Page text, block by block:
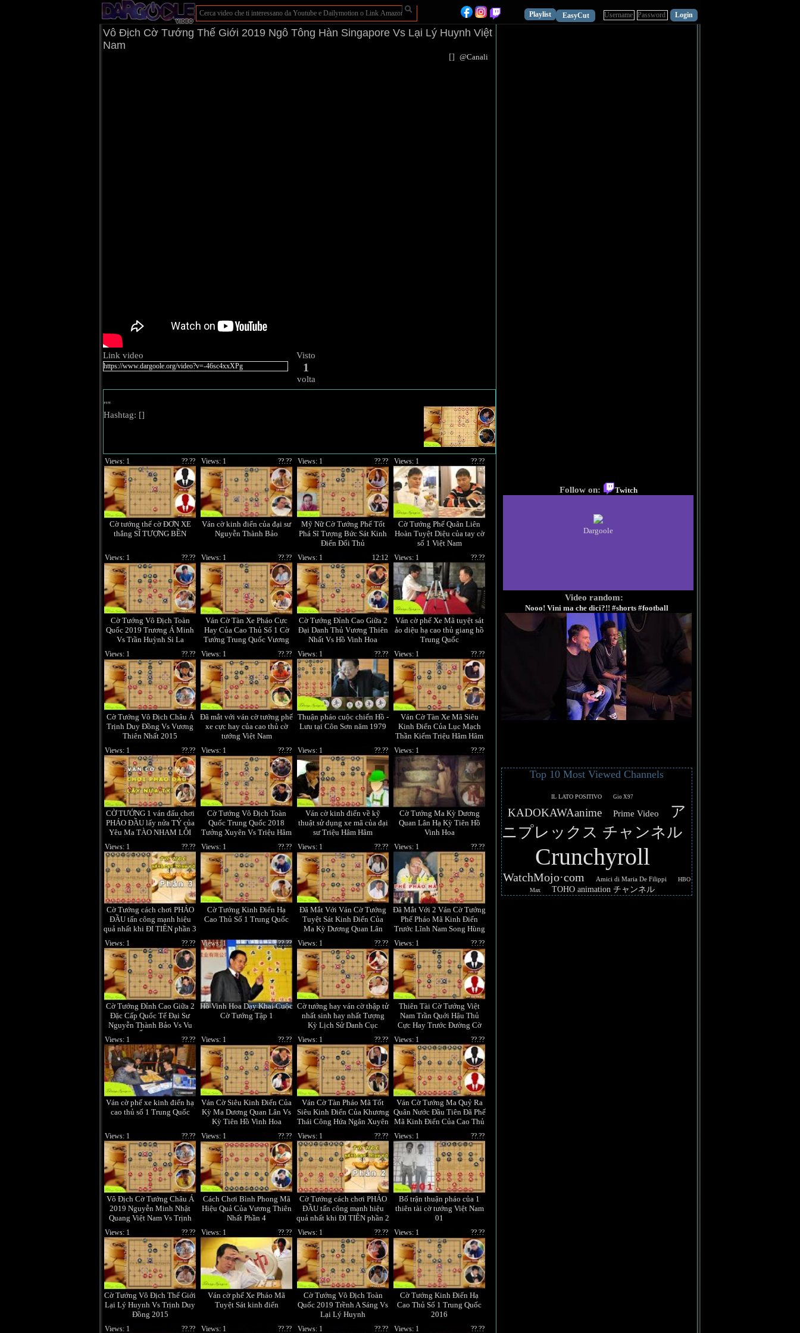
Playlist EasyCut
Vô Địch Cờ Tướng Thế Giới 2019 Ngô Tông Hàn Singapore Vs Lại Lý Huynh Việt
Nam
[] @Canali
Link video Visto
1
volta
""
Hashtag: []
Cờ tướng thế cờ ĐƠN XE
thắng SĨ TƯỢNG BỀN
??.??
Views: 1
Ván cờ kinh điển của đại sư
Nguyễn Thành Bảo
??.??
Views: 1
Mỹ Nữ Cờ Tướng Phế Tốt
Phá Sĩ Tượng Bức Sát Kinh
Điển Đối Thủ
??.??
Views: 1
Cờ Tướng Phế Quân Liên
Hoàn Tuyệt Diệu của tay cờ
số 1 Việt Nam
??.??
Views: 1
Cờ Tướng Vô Địch Toàn
Quốc 2019 Trương Á Minh
Vs Trần Huỳnh Si La
??.??
Views: 1
Ván Cờ Tàn Xe Pháo Cực
Hay Của Cao Thủ Số 1 Cờ
Tướng Trung Quốc Vương
??.??
Views: 1
Cờ Tướng Đỉnh Cao Giữa 2
Đại Danh Thủ Vương Thiên
Nhất Vs Hồ Vinh Hoa
12:12
Views: 1
Ván cờ phế Xe Mã tuyệt sát
ảo diệu hạ cao thủ giang hồ
Trung Quốc
??.??
Views: 1
Cờ Tướng Vô Địch Châu Á
Trịnh Duy Đồng Vs Vương
Thiên Nhất 2015
??.??
Views: 1
Đã mắt với ván cờ tướng phế
xe cực hay của cao thủ cờ
tướng Việt Nam
??.??
Views: 1
Thuận pháo cuộc chiến Hồ -
Lưu tại Côn Sơn năm 1979
??.??
Views: 1
Ván Cờ Tàn Xe Mã Siêu
Kinh Điển Của Lục Mạch
Thần Kiếm Triệu Hâm Hâm
??.??
Views: 1
CỜ TƯỚNG 1 ván đấu chơi
PHÁO ĐẦU lấy nửa TỶ của
Yêu Ma TÀO NHAM LỖI
??.??
Views: 1
Cờ Tướng Vô Địch Toàn
Quốc Trung Quốc 2018
Tưởng Xuyên Vs Triệu Hâm
??.??
Views: 1
Ván cờ kinh điển về kỹ
thuật sử dụng xe mã của đại
sư Triệu Hâm Hâm
??.??
Views: 1
Cờ Tướng Ma Kỳ Dương
Quan Lân Hạ Kỳ Tiên Hồ
Vinh Hoa
??.??
Views: 1
Cờ Tướng cách chơi PHÁO
ĐẦU tấn công mạnh hiệu
quả nhất khi ĐI TIÊN phần 3
??.??
Views: 1
Cờ Tướng Kinh Điển Hạ
Cao Thủ Số 1 Trung Quốc
??.??
Views: 1
Đã Mắt Với Ván Cờ Tướng
Tuyệt Sát Kinh Điển Của
Ma Kỳ Dương Quan Lân
??.??
Views: 1
Đã Mắt Với 2 Ván Cờ Tướng
Phế Pháo Mã Kinh Điển
Trước Lĩnh Nam Song Hùng
??.??
Views: 1
Cờ Tướng Đỉnh Cao Giữa 2
Đặc Cấp Quốc Tế Đại Sư
Nguyễn Thành Bảo Vs Vu
??.??
Views: 1
Hồ Vinh Hoa Dạy Khai Cuộc
Cờ Tướng Tập 1
??.??
Views: 1
Cờ tướng hay ván cờ thập tử
nhất sinh hay nhất Tượng
Kỳ Lịch Sử Danh Cục
??.??
Views: 1
Thiên Tài Cờ Tướng Việt
Nam Trần Quới Hậu Thủ
Cực Hay Trước Đường Cờ
Ma Mị Của Nhà Họ Hứa
??.??
Views: 1
Ván cờ phế xe kinh điển hạ
cao thủ số 1 Trung Quốc
??.??
Views: 1
Ván Cờ Siêu Kinh Điển Của
Kỳ Ma Dương Quan Lân Vs
Kỳ Tiên Hồ Vinh Hoa
??.??
Views: 1
Ván Cờ Tàn Pháo Mã Tốt
Siêu Kinh Điển Của Khương
Thái Công Hứa Ngân Xuyên
??.??
Views: 1
Ván Cờ Tướng Ma Quỷ Ra
Quân Nước Đầu Tiên Đã Phế
Mã Kinh Điển Của Cao Thủ
??.??
Views: 1
Vô Địch Cờ Tướng Châu Á
2019 Nguyễn Minh Nhật
Quang Việt Nam Vs Trịnh
Duy Đồng Trung Quốc
??.??
Views: 1
Cách Chơi Bình Phong Mã
Hiệu Quả Của Vương Thiên
Nhất Phần 4
??.??
Views: 1
Cờ Tướng cách chơi PHÁO
ĐẦU tấn công mạnh hiệu
quả nhất khi ĐI TIÊN phần 2
??.??
Views: 1
Bố trận thuận pháo của 1
thiên tài cờ tướng Việt Nam
01
??.??
Views: 1
Cờ Tướng Vô Địch Thế Giới
Lại Lý Huynh Vs Trịnh Duy
Đồng 2015
??.??
Views: 1
Ván cờ phế Xe Pháo Mã
Tuyệt Sát kinh điển
??.??
Views: 1
Cờ Tướng Vô Địch Toàn
Quốc 2019 Trềnh A Sáng Vs
Lại Lý Huynh
??.??
Views: 1
Cờ Tướng Kinh Điển Hạ
Cao Thủ Số 1 Trung Quốc
2016
??.??
Views: 1
??.??
Views: 1 ??.??
Views: 1 ??.??
Views: 1 ??.??
Views: 1
Follow on: Twitch
Dargoole
Video random:
Nooo! Vini ma che dici?!! #shorts #football
Top 10 Most Viewed Channels
IL LATO POSITIVO Gio X97
KADOKAWAanime Prime Video
ア
ニプレックス チャンネル
Crunchyroll
WatchMojo·com Amici di Maria De Filippi
HBO
Max
TOHO animation チャンネル